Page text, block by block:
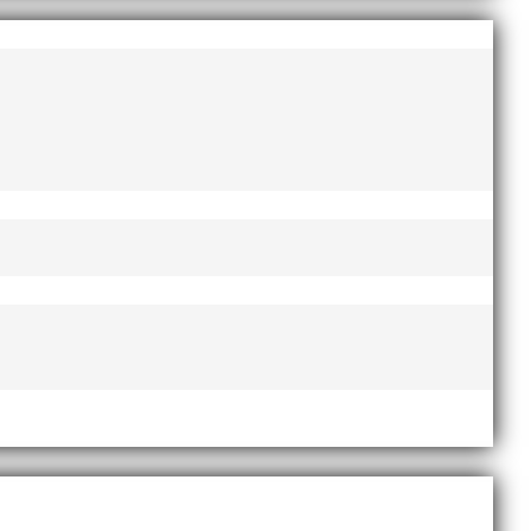
representera föreningen i åldersgruppen M60.
version: Förutbestämt bana nere på